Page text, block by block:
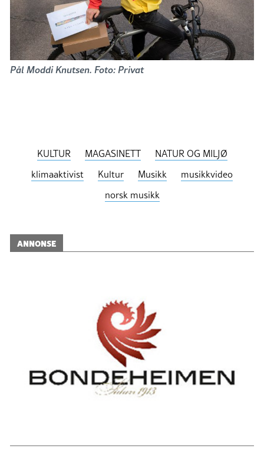
Pål Moddi Knutsen. Foto: Privat
KULTUR MAGASINETT
NATUR OG MILJØ
klimaaktivist
Kultur Musikk
musikkvideo
norsk musikk
ANNONSE